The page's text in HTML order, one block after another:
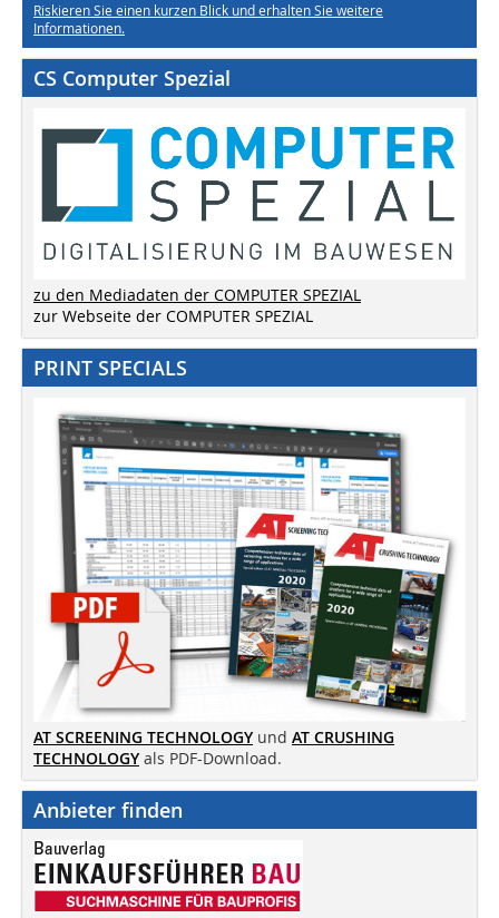
Riskieren Sie einen kurzen Blick und erhalten Sie weitere
Informationen.
CS Computer Spezial
zu den Mediadaten der COMPUTER SPEZIAL
zur Webseite der COMPUTER SPEZIAL
PRINT SPECIALS
AT SCREENING TECHNOLOGY und AT CRUSHING
TECHNOLOGY als PDF-Download.
Anbieter finden